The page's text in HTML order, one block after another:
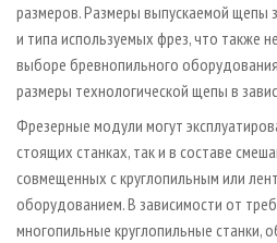
размеров. Размеры выпускаемой щепы
и типа используемых фрез, что также
выборе бревнопильного
размеры технологической щепы в
Фрезерные модули могут
стоящих станках, так и в составе
совмещенных с круглопильным или
оборудованием. В зависимости от
многопильные круглопильные станки,